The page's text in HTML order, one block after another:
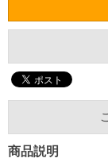
商品説明